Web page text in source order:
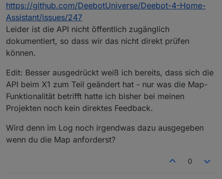
https://github.com/DeebotUniverse/Deebot-4-Home-
Assistant/issues/247
Leider ist die API nicht öffentlich zugänglich
dokumentiert, so dass wir das nicht direkt prüfen
können.
Edit: Besser ausgedrückt weiß ich bereits, dass sich die
API beim X1 zum Teil geändert hat - nur was die Map-
Funktionalität betrifft hatte ich bisher bei meinen
Projekten noch kein direktes Feedback.
Wird denn im Log noch irgendwas dazu ausgegeben
wenn du die Map anforderst?
0